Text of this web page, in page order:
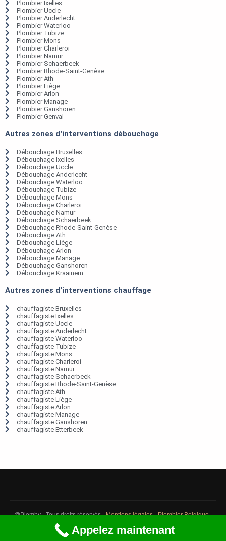
Plombier Ixelles
Plombier Uccle
Plombier Anderlecht
Plombier Waterloo
Plombier Tubize
Plombier Mons
Plombier Charleroi
Plombier Namur
Plombier Schaerbeek
Plombier Rhode-Saint-Genèse
Plombier Ath
Plombier Liège
Plombier Arlon
Plombier Manage
Plombier Ganshoren
Plombier Genval
Autres zones d'interventions débouchage
Débouchage Bruxelles
Débouchage Ixelles
Débouchage Uccle
Débouchage Anderlecht
Débouchage Waterloo
Débouchage Tubize
Débouchage Mons
Débouchage Charleroi
Débouchage Namur
Débouchage Schaerbeek
Débouchage Rhode-Saint-Genèse
Débouchage Ath
Débouchage Liège
Débouchage Arlon
Débouchage Manage
Débouchage Ganshoren
Débouchage Kraainem
Autres zones d'interventions chauffage
chauffagiste Bruxelles
chauffagiste Ixelles
chauffagiste Uccle
chauffagiste Anderlecht
chauffagiste Waterloo
chauffagiste Tubize
chauffagiste Mons
chauffagiste Charleroi
chauffagiste Namur
chauffagiste Schaerbeek
chauffagiste Rhode-Saint-Genèse
chauffagiste Ath
chauffagiste Liège
chauffagiste Arlon
chauffagiste Manage
chauffagiste Ganshoren
chauffagiste Etterbeek
@Plomby - Tous droits réservés -Mentions légales-Plombier Belgique-
Débouchage Belgique
Appelez maintenant